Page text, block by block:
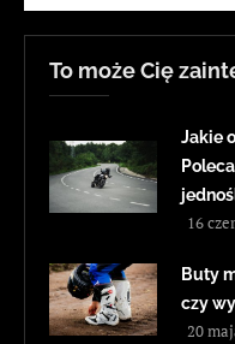
To może Cię
Jakie
16
Buty
czy
20